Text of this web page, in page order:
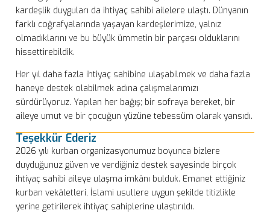
kardeşlik duyguları da ihtiyaç sahibi ailelere ulaştı. Dünyanın
farklı coğrafyalarında yaşayan kardeşlerimize, yalnız
olmadıklarını ve bu büyük ümmetin bir parçası olduklarını
hissettirebildik.
Her yıl daha fazla ihtiyaç sahibine ulaşabilmek ve daha fazla
haneye destek olabilmek adına çalışmalarımızı
sürdürüyoruz. Yapılan her bağış; bir sofraya bereket, bir
aileye umut ve bir çocuğun yüzüne tebessüm olarak yansıdı.
Teşekkür Ederiz
2026 yılı kurban organizasyonumuz boyunca bizlere
duyduğunuz güven ve verdiğiniz destek sayesinde birçok
ihtiyaç sahibi aileye ulaşma imkânı bulduk. Emanet ettiğiniz
kurban vekâletleri, İslami usullere uygun şekilde titizlikle
yerine getirilerek ihtiyaç sahiplerine ulaştırıldı.